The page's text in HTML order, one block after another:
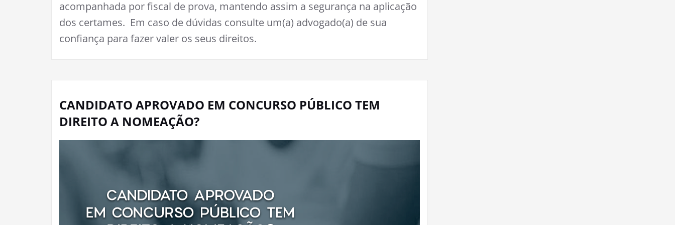
acompanhada por fiscal de prova, mantendo assim a segurança na aplicação
dos certames. Em caso de dúvidas consulte um(a) advogado(a) de sua
confiança para fazer valer os seus direitos.
CANDIDATO APROVADO EM CONCURSO PÚBLICO TEM
DIREITO A NOMEAÇÃO?